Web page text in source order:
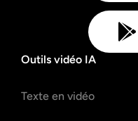
Outils vidéo IA
Texte en vidéo